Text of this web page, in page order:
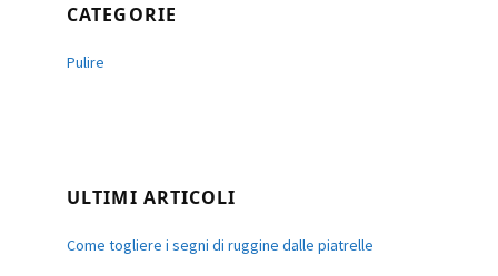
CATEGORIE
Pulire
ULTIMI ARTICOLI
Come togliere i segni di ruggine dalle piatrelle